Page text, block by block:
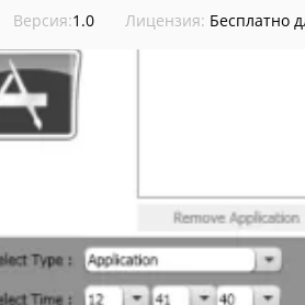
Версия:1.0 Лицензия: Бесплатно